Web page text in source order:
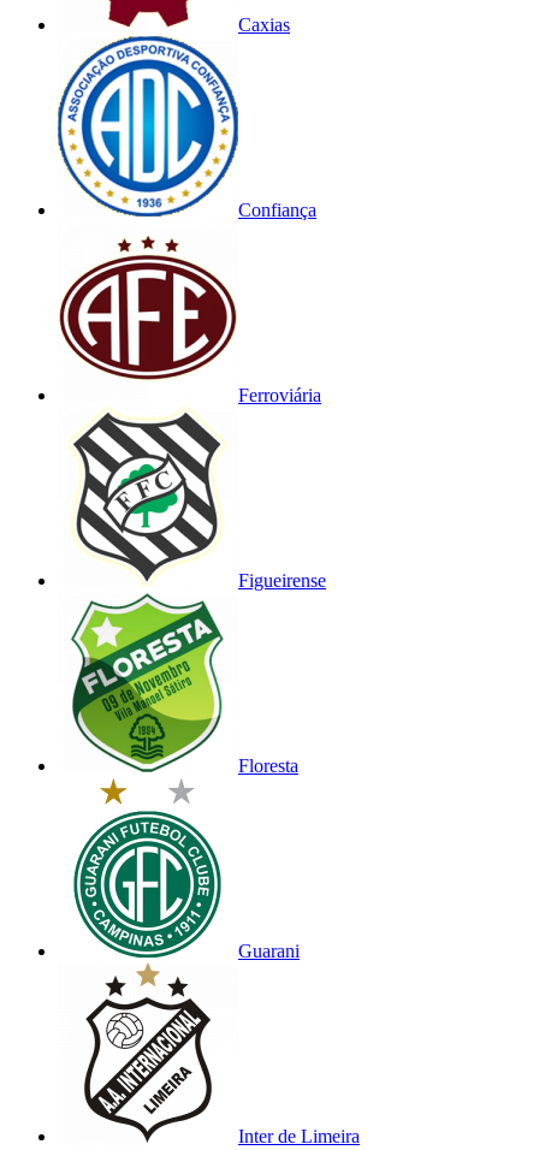
Caxias
Confiança
Ferroviária
Figueirense
Floresta
Guarani
Inter de Limeira